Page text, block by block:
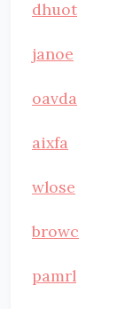
dhuot
janoe
oavda
aixfa
wlose
browc
pamrl